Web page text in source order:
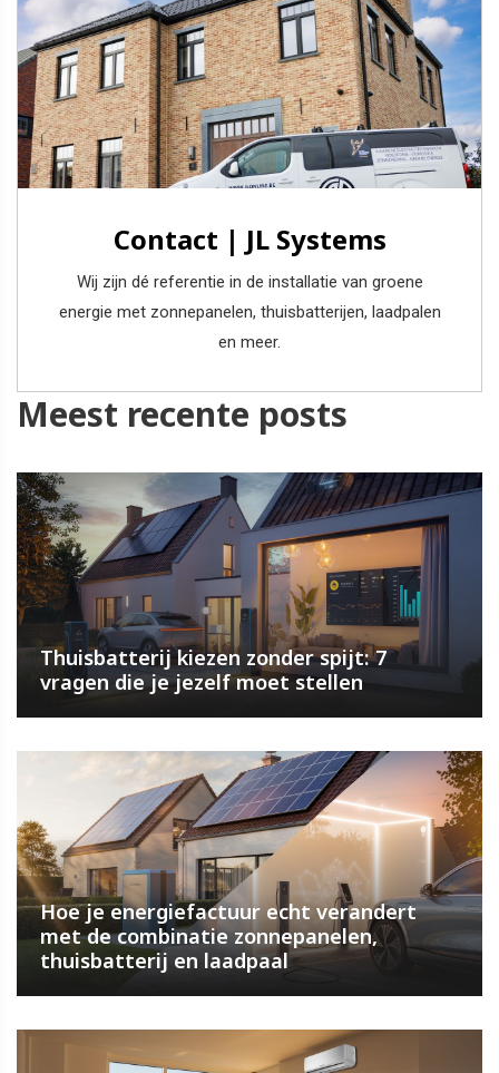
Contact | JL Systems
Wij zijn dé referentie in de installatie van groene
energie met zonnepanelen, thuisbatterijen, laadpalen
en meer.
Meest recente posts
Thuisbatterij kiezen zonder spijt: 7
vragen die je jezelf moet stellen
Hoe je energiefactuur echt verandert
met de combinatie zonnepanelen,
thuisbatterij en laadpaal